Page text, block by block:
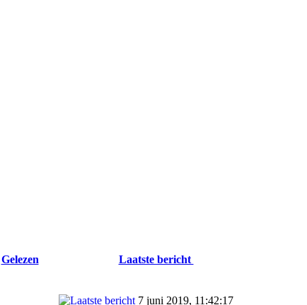
Gelezen
Laatste bericht
7 juni 2019, 11:42:17